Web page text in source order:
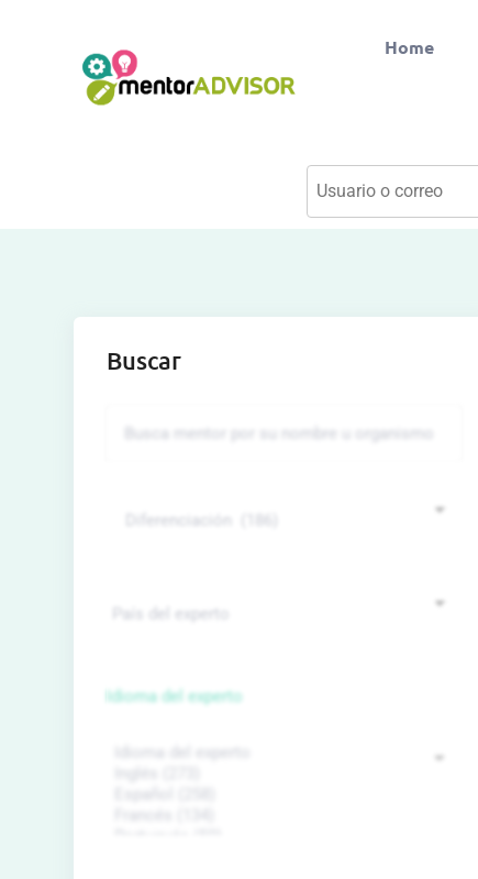
Home
Buscar
Idioma del experto